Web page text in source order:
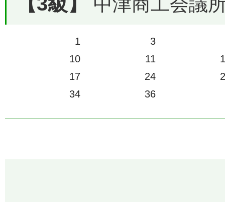
1
3
10
11
17
24
34
36